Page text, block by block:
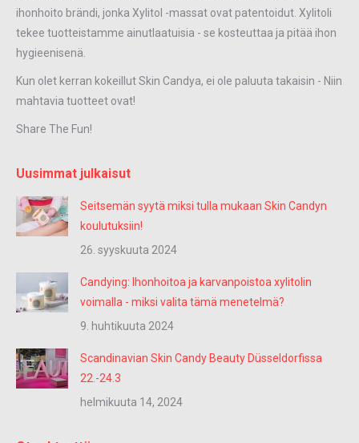
ihonhoito brändi, jonka Xylitol -massat ovat patentoidut. Xylitoli
tekee tuotteistamme ainutlaatuisia - se kosteuttaa ja pitää ihon
hygieenisenä.
Kun olet kerran kokeillut Skin Candya, ei ole paluuta takaisin - Niin
mahtavia tuotteet ovat!
Share The Fun!
Uusimmat julkaisut
Seitsemän syytä miksi tulla mukaan Skin Candyn
koulutuksiin!
26. syyskuuta 2024
Candying: Ihonhoitoa ja karvanpoistoa xylitolin
voimalla - miksi valita tämä menetelmä?
9. huhtikuuta 2024
Scandinavian Skin Candy Beauty Düsseldorfissa
22.-24.3
helmikuuta 14, 2024